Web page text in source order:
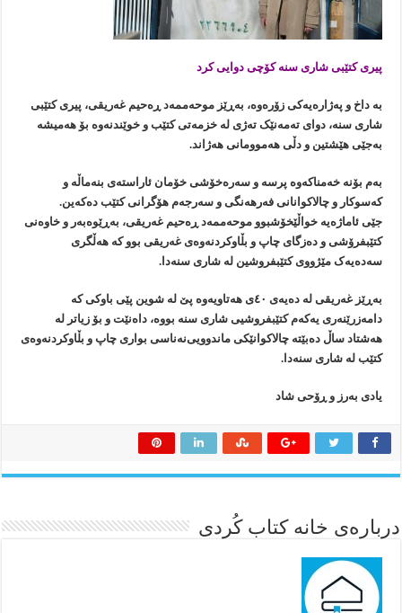
پیری کتێبی شاری سنە کۆچی دوایی کرد
بە داخ و پەژارەیەکی زۆرەوە، بەڕێز موحەممەد ڕەحیم غەریقی، پیری کتێبی
شاری سنە، دوای تەمەنێک تەژی لە خزمەتی کتێب و خوێندنەوە بۆ هەمیشە
بەجێی هێشتین و دڵی هەموومانی هەژاند.
بەم بۆنە خەمناکەوە ‌پرسە و سەرەخۆشی خۆمان ئاراستەی بنەماڵە و
کەسوکار و چالاکوانانی فەرهەنگی و سەرجەم هۆگرانی کتێب دەکەین.
جێی ئاماژەیە خواڵێخۆشبوو موحەممەد ڕەحیم غەریقی، بەڕێوەبەر و خاوەنی
کتێبفرۆشی و دەزگای چاپ و بڵاوکردنەوەی غەریقی بوو کە هەڵگری
سەدەیەک مێژووی کتێبفروشین لە شاری سنەدا.
بەڕێز غەریقی لە دەیەی ٤۰ی هەتاویەوە پێ لە شوین پێی باوکی کە
دامەزرێنەری یەکەم کتێبفروشیی شاری سنە بووە، داەنێت و بۆ زیاتر لە
هەشتاد ساڵ دەبێتە چالاکوانێکی ماندوویی‌‌نەناسی بواری چاپ و بڵاوکردنەوەی
کتێب لە شاری سنەدا.
یادی بەرز و ڕۆحی شاد
درباره‌ی خانه کتاب کُردی